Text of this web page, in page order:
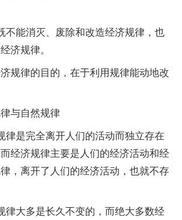
能消灭、废除和改造经济规律，也
济规律。
律的目的，在于利用规律能动地改
自然规律
是完全离开人们的活动而独立存在
经济规律主要是人们的经济活动和经
，离开了人们的经济活动，也就不存
大多是长久不变的，而绝大多数经